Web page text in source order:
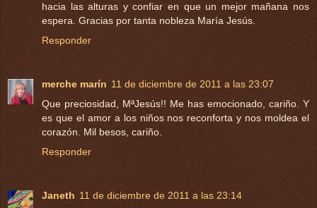
hacia las alturas y confiar en que un mejor mañana nos
espera. Gracias por tanta nobleza María Jesús.
Responder
merche marín 11 de diciembre de 2011 a las 23:07
Que preciosidad, MªJesús!! Me has emocionado, cariño. Y
es que el amor a los niños nos reconforta y nos moldea el
corazón. Mil besos, cariño.
Responder
Janeth 11 de diciembre de 2011 a las 23:14